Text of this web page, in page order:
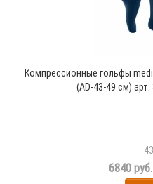
Компрессионные гольфы
(AD-43-49 см)
6840 руб.